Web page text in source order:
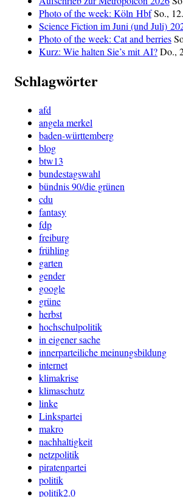
Photo of the week: Köln HbfSo.,
Science Fiction im Juni (und Juli)
Photo of the week: Cat and berries
Kurz: Wie halten Sie’s mit AI?Do.,
Schlagwörter
afd
angela merkel
baden-württemberg
blog
btw13
bundestagswahl
bündnis 90/die grünen
cdu
fantasy
fdp
freiburg
frühling
garten
gender
google
grüne
herbst
hochschulpolitik
in eigener sache
innerparteiliche meinungsbildung
internet
klimakrise
klimaschutz
linke
Linkspartei
makro
nachhaltigkeit
netzpolitik
piratenpartei
politik
politik2.0